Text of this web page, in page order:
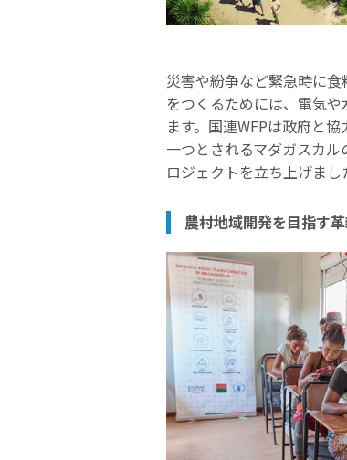
災害や紛争など緊急時に
をつくるためには、電気
ます。国連WFPは政府と
一つとされるマダガスカ
ロジェクトを立ち上げまし
農村地域開発を目指す